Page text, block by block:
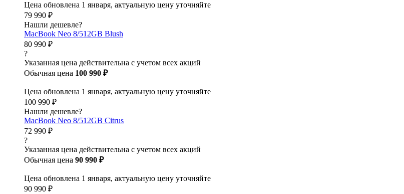
Цена обновлена 1 января, актуальную цену уточняйте
79 990 ₽
Нашли дешевле?
MacBook Neo 8/512GB Blush
80 990 ₽
?
Указанная цена действительна с учетом всех акций
Обычная цена 100 990 ₽
Цена обновлена 1 января, актуальную цену уточняйте
100 990 ₽
Нашли дешевле?
MacBook Neo 8/512GB Citrus
72 990 ₽
?
Указанная цена действительна с учетом всех акций
Обычная цена 90 990 ₽
Цена обновлена 1 января, актуальную цену уточняйте
90 990 ₽